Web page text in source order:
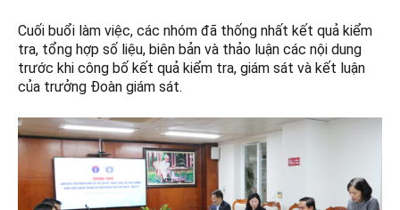
Cuối buổi làm việc, các nhóm đã thống nhất kết quả kiểm
tra, tổng hợp số liệu, biên bản và thảo luận các nội dung
trước khi công bố kết quả kiểm tra, giám sát và kết luận
của trưởng Đoàn giám sát.